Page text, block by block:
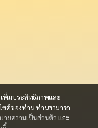
เพิ่มประสิทธิภาพและ
ซต์ของท่าน ท่านสามารถ
ายความเป็นส่วนตัว และ